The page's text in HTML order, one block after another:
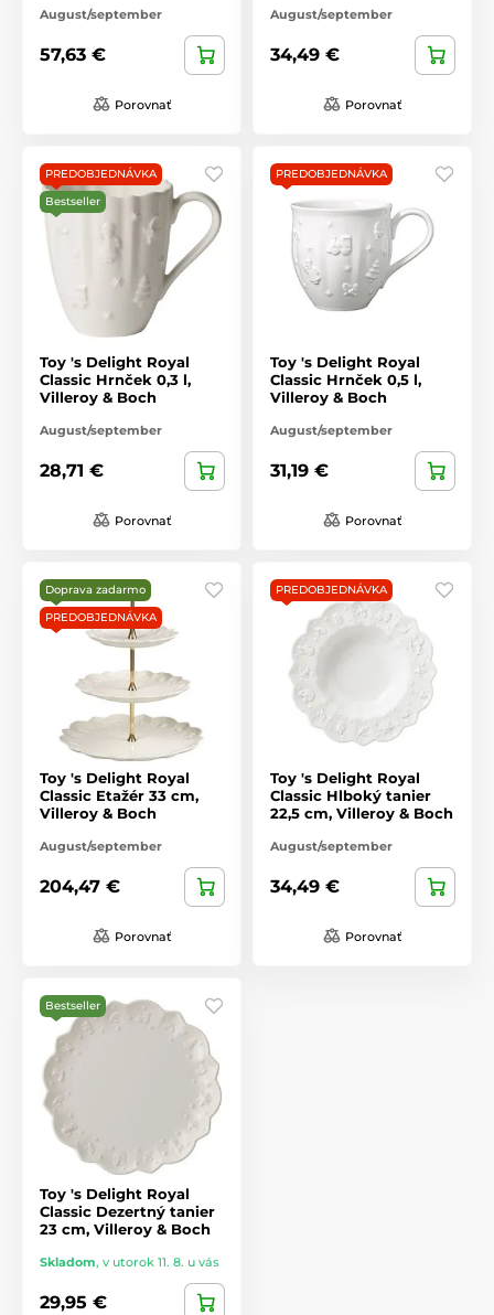
August/september
57,63 €
Porovnať
August/september
34,49 €
Porovnať
PREDOBJEDNÁVKA
Bestseller
Toy 's Delight Royal
Classic Hrnček 0,3 l,
Villeroy & Boch
August/september
28,71 €
Porovnať
PREDOBJEDNÁVKA
Toy 's Delight Royal
Classic Hrnček 0,5 l,
Villeroy & Boch
August/september
31,19 €
Porovnať
Doprava zadarmo
PREDOBJEDNÁVKA
Toy 's Delight Royal
Classic Etažér 33 cm,
Villeroy & Boch
August/september
204,47 €
Porovnať
PREDOBJEDNÁVKA
Toy 's Delight Royal
Classic Hlboký tanier
22,5 cm, Villeroy & Boch
August/september
34,49 €
Porovnať
Bestseller
Toy 's Delight Royal
Classic Dezertný tanier
23 cm, Villeroy & Boch
Skladom, v utorok 11. 8. u vás
29,95 €